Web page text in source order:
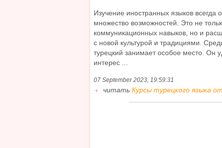
Изучение иностранных языков всегда
множество возможностей. Это не
коммуникационных навыков, но и
с новой культурой и традициями.
турецкий занимает особое место. Он
интерес ...
07 September 2023, 19:59:31
читать Курсы турецкого языка